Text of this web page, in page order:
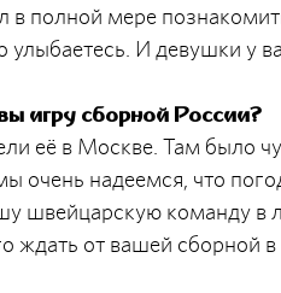
в полной мере
улыбаетесь. И девушки у
игру сборной России?
её в Москве. Там было
очень надеемся, что
швейцарскую команду
ждать от вашей сборной в